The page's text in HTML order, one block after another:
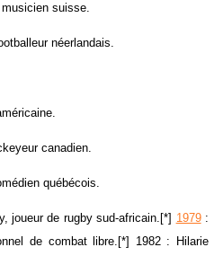
suisse.
néerlandais.
canadien.
québécois.
joueur de rugby sud-africain.[*] 1979:
de combat libre.[*] 1982 : Hilarie